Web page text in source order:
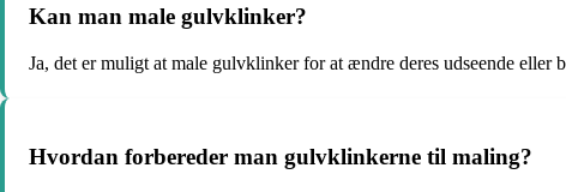
Kan man male gulvklinker?
Ja, det er muligt at male gulvklinker for at ændre deres udseende eller
Hvordan forbereder man gulvklinkerne til maling?